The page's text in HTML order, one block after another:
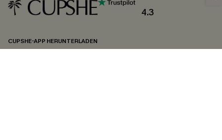
4.3
CUPSHE-APP HERUNTERLADEN